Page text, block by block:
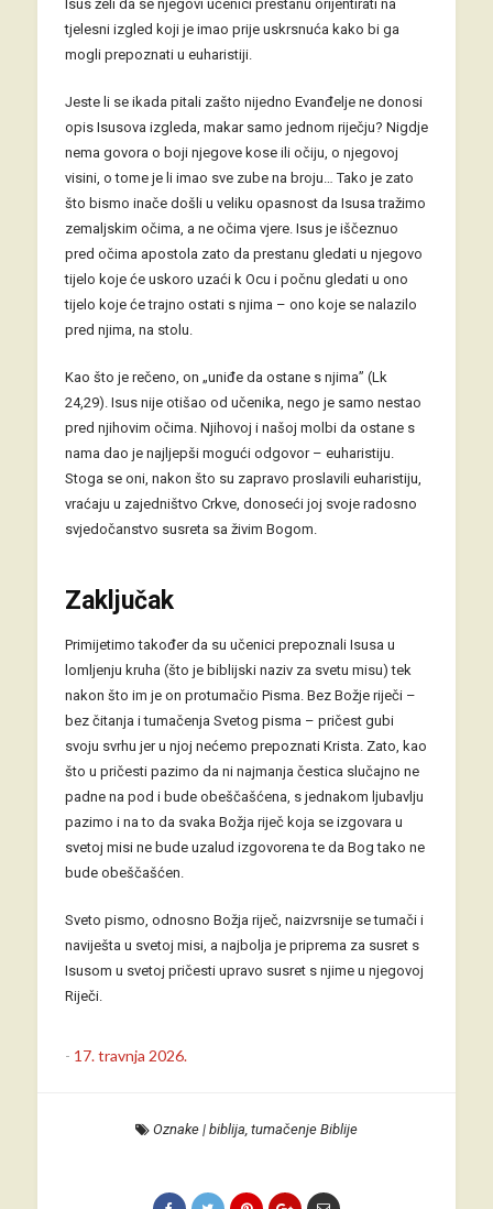
Isus želi da se njegovi učenici prestanu orijentirati na
tjelesni izgled koji je imao prije uskrsnuća kako bi ga
mogli prepoznati u euharistiji.
Jeste li se ikada pitali zašto nijedno Evanđelje ne donosi
opis Isusova izgleda, makar samo jednom riječju? Nigdje
nema govora o boji njegove kose ili očiju, o njegovoj
visini, o tome je li imao sve zube na broju… Tako je zato
što bismo inače došli u veliku opasnost da Isusa tražimo
zemaljskim očima, a ne očima vjere. Isus je iščeznuo
pred očima apostola zato da prestanu gledati u njegovo
tijelo koje će uskoro uzaći k Ocu i počnu gledati u ono
tijelo koje će trajno ostati s njima – ono koje se nalazilo
pred njima, na stolu.
Kao što je rečeno, on „uniđe da ostane s njima” (Lk
24,29). Isus nije otišao od učenika, nego je samo nestao
pred njihovim očima. Njihovoj i našoj molbi da ostane s
nama dao je najljepši mogući odgovor – euharistiju.
Stoga se oni, nakon što su zapravo proslavili euharistiju,
vraćaju u zajedništvo Crkve, donoseći joj svoje radosno
svjedočanstvo susreta sa živim Bogom.
Zaključak
Primijetimo također da su učenici prepoznali Isusa u
lomljenju kruha (što je biblijski naziv za svetu misu) tek
nakon što im je on protumačio Pisma. Bez Božje riječi –
bez čitanja i tumačenja Svetog pisma – pričest gubi
svoju svrhu jer u njoj nećemo prepoznati Krista. Zato, kao
što u pričesti pazimo da ni najmanja čestica slučajno ne
padne na pod i bude obeščašćena, s jednakom ljubavlju
pazimo i na to da svaka Božja riječ koja se izgovara u
svetoj misi ne bude uzalud izgovorena te da Bog tako ne
bude obeščašćen.
Sveto pismo, odnosno Božja riječ, naizvrsnije se tumači i
naviješta u svetoj misi, a najbolja je priprema za susret s
Isusom u svetoj pričesti upravo susret s njime u njegovoj
Riječi.
- 17. travnja 2026.
Oznake| biblija tumačenje Biblije